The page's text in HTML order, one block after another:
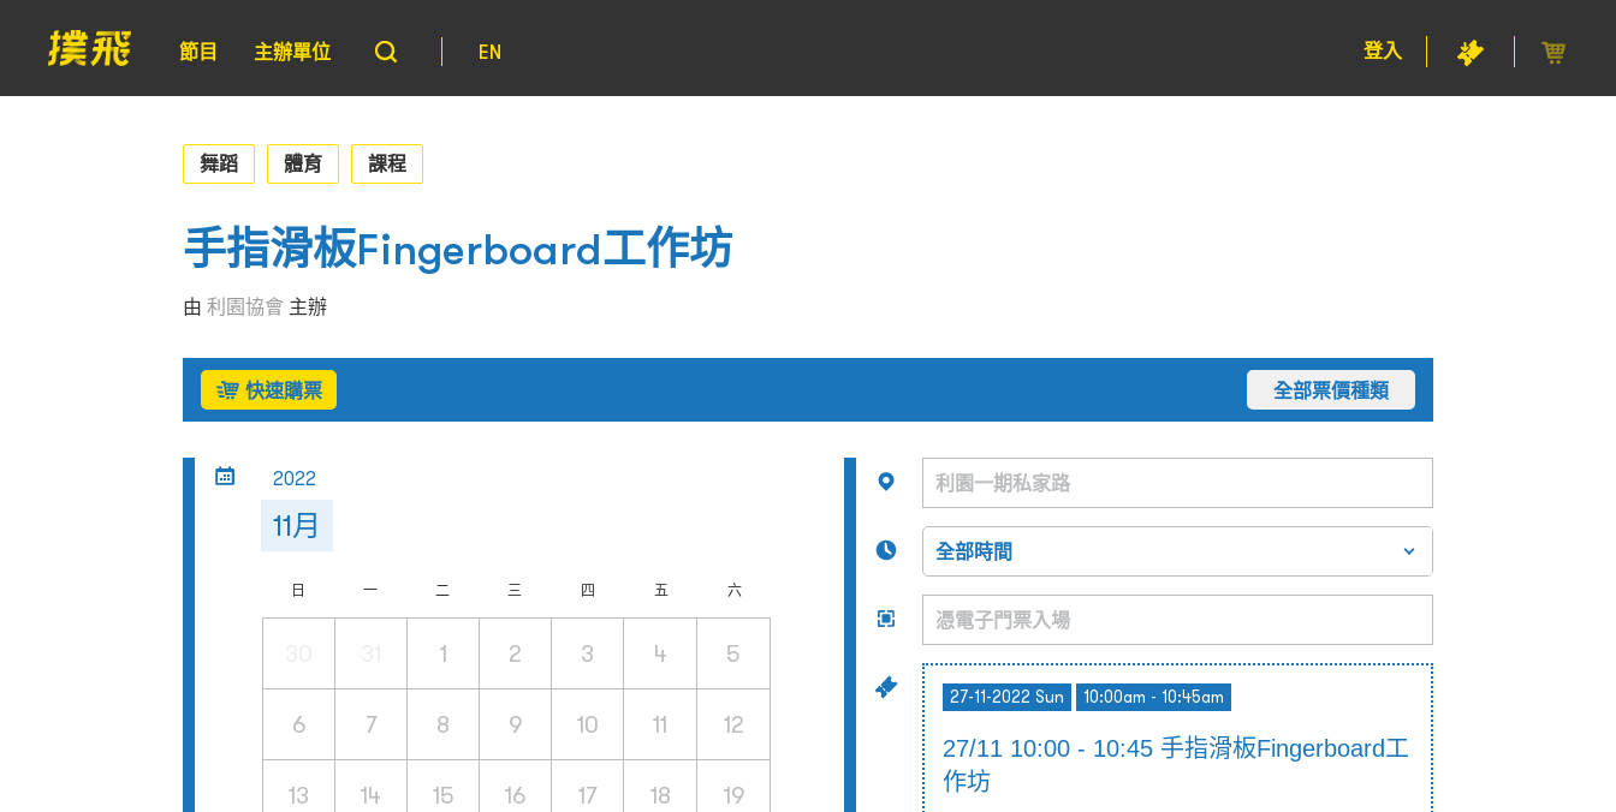
節目 主辦單位 EN 登入
舞蹈 體育 課程
手指滑板Fingerboard工作坊
由 利園協會 主辦
快速購票 全部票價種類
2022
11月
日 一 二 三 四 五 六
1 2 3 4 5
6 7 8 9 10 11 12
13 14 15 16 17 18 19
27-11-2022 Sun 10:00am - 10:45am
27/11 10:00 - 10:45 手指滑板Fingerboard工
作坊